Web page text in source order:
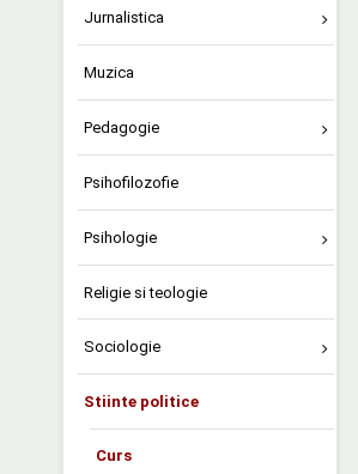
Jurnalistica
Muzica
Pedagogie
Psihofilozofie
Psihologie
Religie si teologie
Sociologie
Stiinte politice
Curs